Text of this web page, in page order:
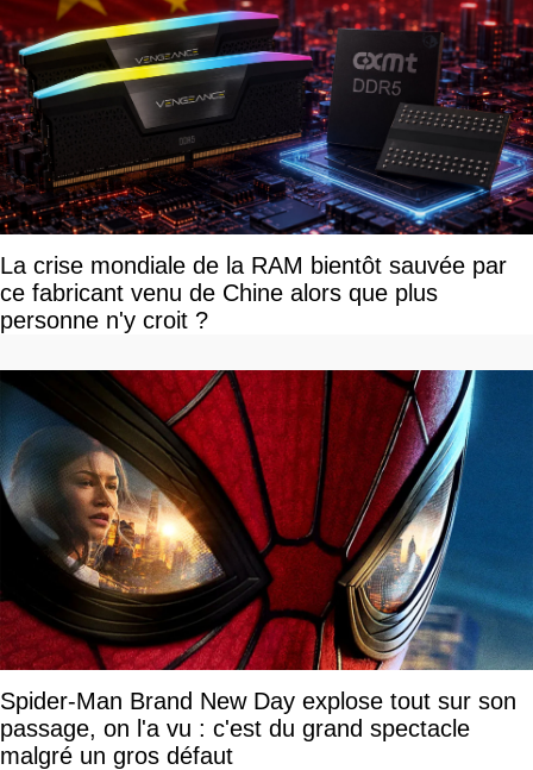
La crise mondiale de la RAM bientôt sauvée par
ce fabricant venu de Chine alors que plus
personne n'y croit ?
Spider-Man Brand New Day explose tout sur son
passage, on l'a vu : c'est du grand spectacle
malgré un gros défaut